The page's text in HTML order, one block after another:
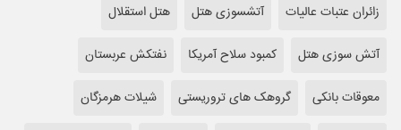
زائران عتبات عالیات
آتشسوزی هتل
هتل استقلال
آتش سوزی هتل
کمبود سلاح آمریکا
نفتکش عربستان
معوقات بانکی
گروهک های تروریستی
شیلات هرمزگان